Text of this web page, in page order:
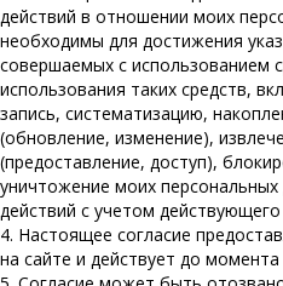
действий в отношении моих
необходимы для достижения
совершаемых с использованием
использования таких средств,
запись, систематизацию,
(обновление, изменение),
(предоставление, доступ),
уничтожение моих
действий с учетом
4. Настоящее согласие
на сайте и действует до